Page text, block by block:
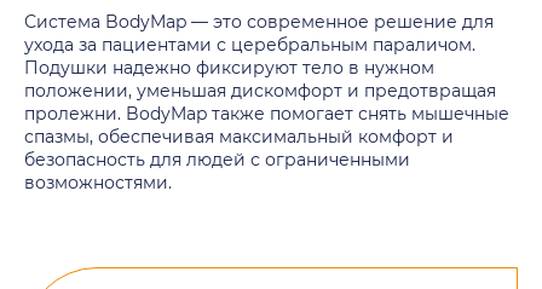
Система BodyMap — это современное решение для
ухода за пациентами с церебральным параличом.
Подушки надежно фиксируют тело в нужном
положении, уменьшая дискомфорт и предотвращая
пролежни. BodyMap также помогает снять мышечные
спазмы, обеспечивая максимальный комфорт и
безопасность для людей с ограниченными
возможностями.